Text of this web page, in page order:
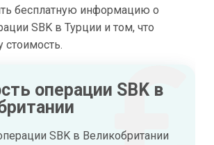
бесплатную информацию о
SBK в Турции и том, что
стоимость.
операции SBK в
SBK в Великобритании